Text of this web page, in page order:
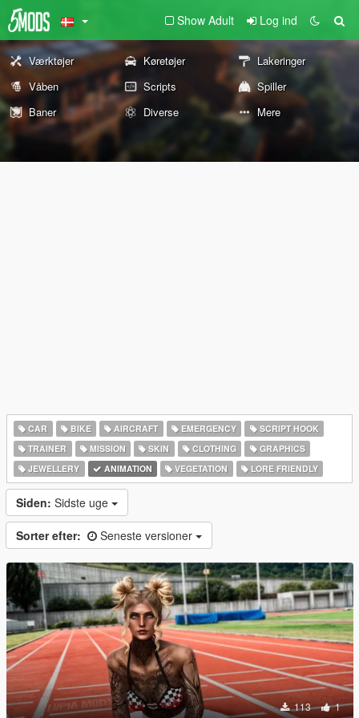
Show Adult Log ind
Værktøjer Køretøjer
Lakeringer
Våben
Scripts
Spiller
Baner
Diverse Mere
CAR BIKE AIRCRAFT EMERGENCY
SCRIPT HOOK
TRAINER
MISSION SKIN CLOTHING
GRAPHICS
JEWELLERY
ANIMATION VEGETATION LORE FRIENDLY
Siden: Sidste uge
Sorter efter: Seneste versioner
113 1